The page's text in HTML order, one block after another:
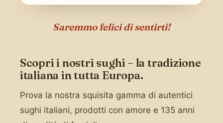
Saremmo felici di sentirti!
Scopri i nostri sughi – la tradizione
italiana in tutta Europa.
Prova la nostra squisita gamma di autentici
sughi italiani, prodotti con amore e 135 anni